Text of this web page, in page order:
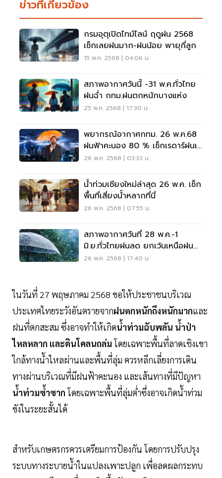
ข่าวที่เกี่ยวข้อง
กรมอุตุเปิดไทม์ไลน์ ฤดูฝน 2568
เช็กเลยฝนมาก-ฝนน้อย พายุกี่ลูก
15 พ.ค. 2568 | 04:06 น.
สภาพอากาศวันนี้ -31 พ.ค.ทั่วไทย
ฝนฉ่ำ กทม.ฝนตกหนักบางแห่ง
25 พ.ค. 2568 | 17:30 น.
พยากรณ์อากาศกทม. 26 พ.ค.68
ฝนฟ้าคะนอง 80 % เช็กเรดาร์ฝนเรี
ยลไทม์ที่นี่
26 พ.ค. 2568 | 03:33 น.
น้ำท่วมเชียงใหม่ล่าสุด 26 พ.ค. เช็ก
พื้นที่เสี่ยงน้ำหลากที่นี่
26 พ.ค. 2568 | 07:55 น.
สภาพอากาศวันที่ 28 พ.ค.-1
มิ.ย.ทั่วไทยฝนลด ยกเว้นเหนือฝน
ตกหนักมาก
26 พ.ค. 2568 | 17:40 น.
ในวันที่ 27 พฤษภาคม 2568 ขอให้ประชาชนบริเวณ
ประเทศไทยระวังอันตรายจากฝนตกหนักถึงหนักมากและ
ฝนที่ตกสะสม ซึ่งอาจทำให้เกิดน้ำท่วมฉับพลัน น้ำป่า
ไหลหลาก และดินโคลนถล่มโดยเฉพาะพื้นที่ลาดเชิงเขา
ใกล้ทางน้ำไหลผ่านและพื้นที่ลุ่ม ควรหลีกเลี่ยงการเดิน
ทางผ่านบริเวณที่มีฝนฟ้าคะนอง และเส้นทางที่มีปัญหา
น้ำท่วมซ้ำซากโดยเฉพาะพื้นที่ลุ่มต่ำซึ่งอาจเกิดน้ำท่วม
ขังในระยะสั้นได้
สำหรับเกษตรกรควรเตรียมการป้องกัน โดยการปรับปรุง
ระบบทางระบายน้ำในแปลงเพาะปลูก เพื่อลดผลกระทบ